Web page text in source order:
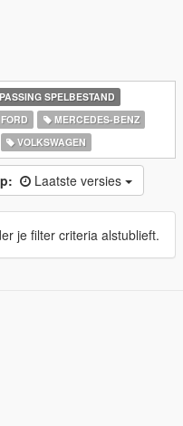
SPELBESTAND
MERCEDES-BENZ
VOLKSWAGEN
Laatste versies
je filter criteria alstublieft.